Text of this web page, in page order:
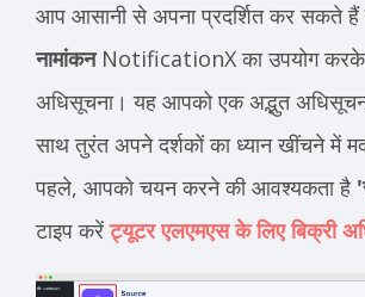
आप आसानी से अपना प्रदर्शित कर सकते हैं
नामांकनNotificationX का उपयोग करके
अधिसूचना। यह आपको एक अद्भुत
साथ तुरंत अपने दर्शकों का ध्यान खींचने में
पहले, आपको चयन करने की आवश्यकता है
टाइप करें ट्यूटर एलएमएस के लिए बिक्री